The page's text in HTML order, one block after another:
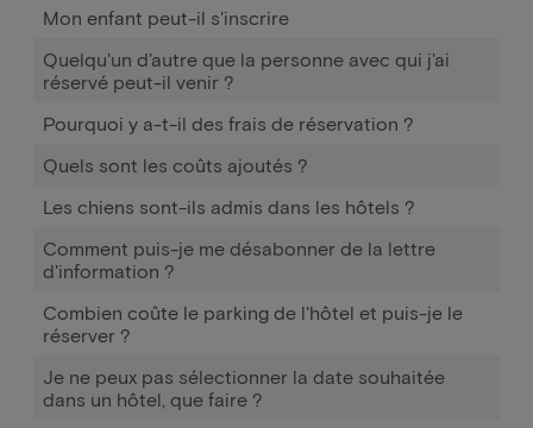
Mon enfant peut-il s'inscrire
Quelqu'un d'autre que la personne avec qui j'ai
réservé peut-il venir ?
Pourquoi y a-t-il des frais de réservation ?
Quels sont les coûts ajoutés ?
Les chiens sont-ils admis dans les hôtels ?
Comment puis-je me désabonner de la lettre
d'information ?
Combien coûte le parking de l'hôtel et puis-je le
réserver ?
Je ne peux pas sélectionner la date souhaitée
dans un hôtel, que faire ?